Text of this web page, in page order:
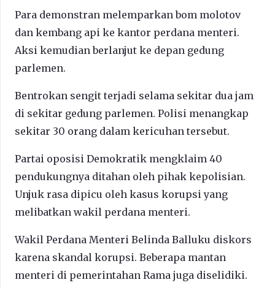
Para demonstran melemparkan bom molotov
dan kembang api ke kantor perdana menteri.
Aksi kemudian berlanjut ke depan gedung
parlemen.
Bentrokan sengit terjadi selama sekitar dua jam
di sekitar gedung parlemen. Polisi menangkap
sekitar 30 orang dalam kericuhan tersebut.
Partai oposisi Demokratik mengklaim 40
pendukungnya ditahan oleh pihak kepolisian.
Unjuk rasa dipicu oleh kasus korupsi yang
melibatkan wakil perdana menteri.
Wakil Perdana Menteri Belinda Balluku diskors
karena skandal korupsi. Beberapa mantan
menteri di pemerintahan Rama juga diselidiki.